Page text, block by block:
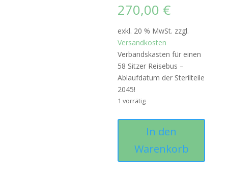
270,00 €
exkl. 20 % MwSt. zzgl.
Versandkosten
Verbandskasten für einen
58 Sitzer Reisebus –
Ablaufdatum der Sterilteile
2045!
1 vorrätig
Ausstattung
Reisebusse
In den
Warenkorb